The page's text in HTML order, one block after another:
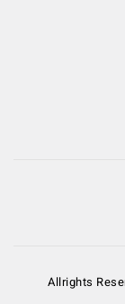
Allrights